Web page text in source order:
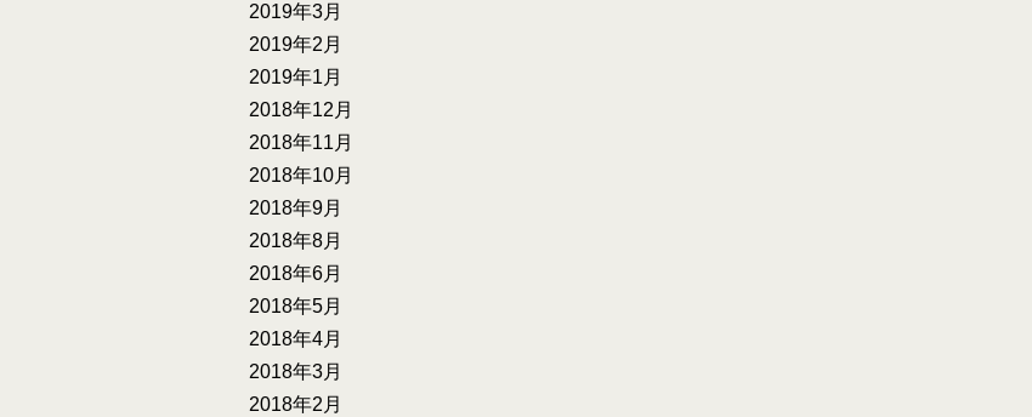
2019年3月
2019年2月
2019年1月
2018年12月
2018年11月
2018年10月
2018年9月
2018年8月
2018年6月
2018年5月
2018年4月
2018年3月
2018年2月